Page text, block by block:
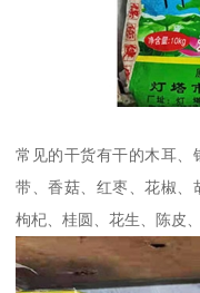
常见的干货有干的木耳、
带、香菇、红枣、花椒、
枸杞、桂圆、花生、陈皮